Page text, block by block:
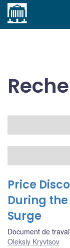
Price
During
Surge
Document de
Oleksiy Kryvtsov